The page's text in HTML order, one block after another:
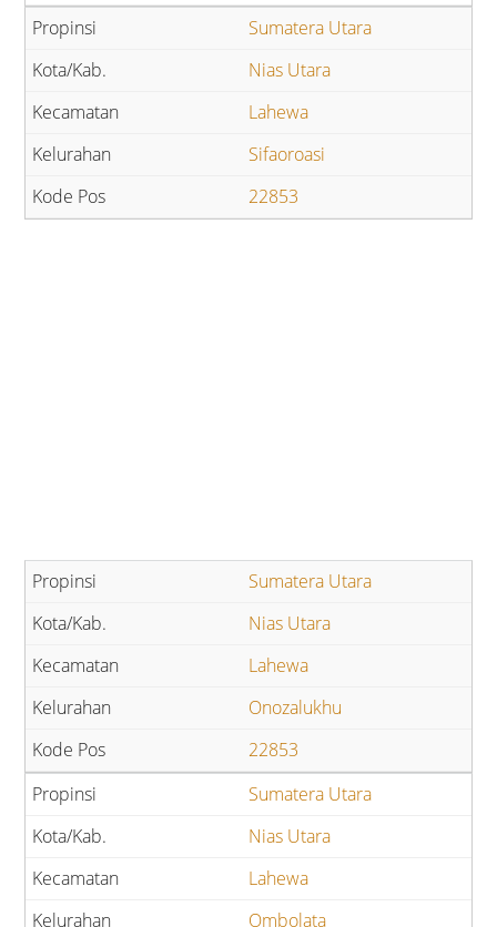
Sumatera Utara
Nias Utara
Lahewa
Sifaoroasi
22853
Sumatera Utara
Nias Utara
Lahewa
Onozalukhu
22853
Sumatera Utara
Nias Utara
Lahewa
Ombolata